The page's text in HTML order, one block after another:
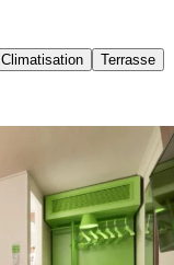
Climatisation Terrasse